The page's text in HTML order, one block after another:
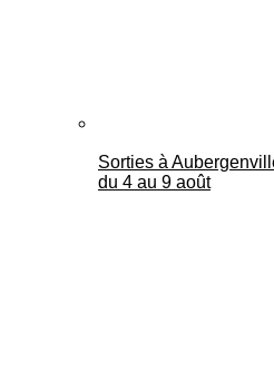
Sorties à
du 4 au 9 août